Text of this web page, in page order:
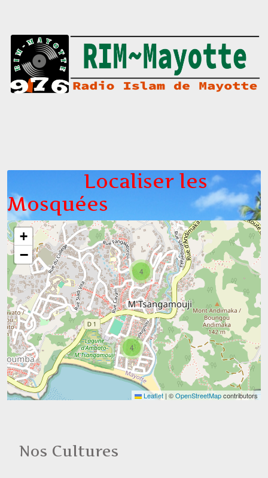
Localiser les
Mosquées
4
4
+
−
Leaflet | ©OpenStreetMapcontributors
Nos Cultures